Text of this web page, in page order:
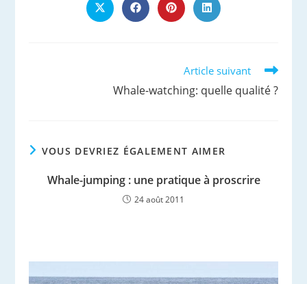
CONTENU
Ouvrir
dans
Ouvrir
dans
Ouvrir
dans
Ouvrir
dans
Article suivant
Whale-watching: quelle qualité ?
VOUS DEVRIEZ ÉGALEMENT AIMER
Whale-jumping : une pratique à proscrire
24 août 2011